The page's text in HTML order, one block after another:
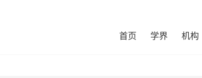
首页 学界 机构